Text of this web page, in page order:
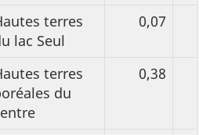
terres
lac Seul
0,07
terres
du
0,38